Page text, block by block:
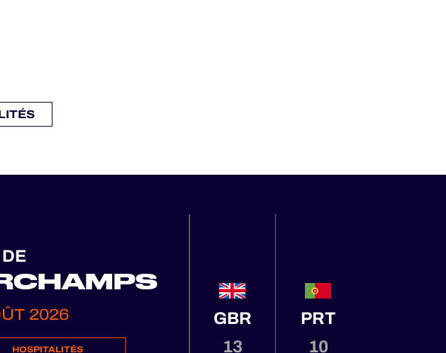
2026
HOSPITALITÉS
GBR
13
PRT
10